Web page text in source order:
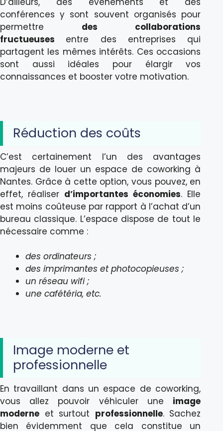
conférences y sont souvent organisés pour
permettre des collaborations
fructueuses entre des entreprises qui
partagent les mêmes intérêts. Ces occasions
sont aussi idéales pour élargir vos
connaissances et booster votre motivation.
Réduction des coûts
C’est certainement l’un des avantages
majeurs de louer un espace de coworking à
Nantes. Grâce à cette option, vous pouvez, en
effet, réaliser d’importantes économies. Elle
est moins coûteuse par rapport à l’achat d’un
bureau classique. L’espace dispose de tout le
nécessaire comme :
des ordinateurs ;
des imprimantes et photocopieuses ;
un réseau wifi ;
une cafétéria, etc.
Image moderne et
professionnelle
En travaillant dans un espace de coworking,
vous allez pouvoir véhiculer une image
moderne et surtout professionnelle. Sachez
bien évidemment que cela constitue un